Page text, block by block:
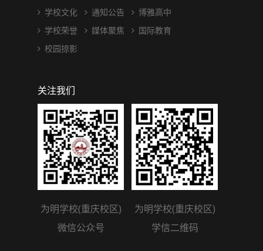
学校文化
学校荣誉
校园掠影
通知公告
媒体聚焦
博雅高中
国际教育
关注我们
为明学校(重庆校区)
微信公众号
为明学校(重庆校区)
学信二维码